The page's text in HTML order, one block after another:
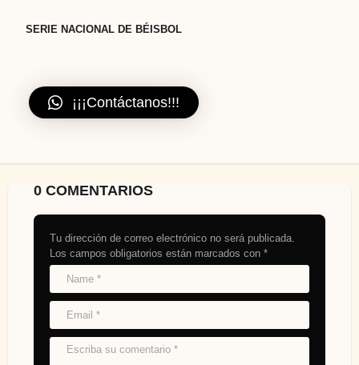
SERIE NACIONAL DE BÉISBOL
¡¡¡Contáctanos!!!
0 COMENTARIOS
Tu dirección de correo electrónico no será publicada.
Los campos obligatorios están marcados con *